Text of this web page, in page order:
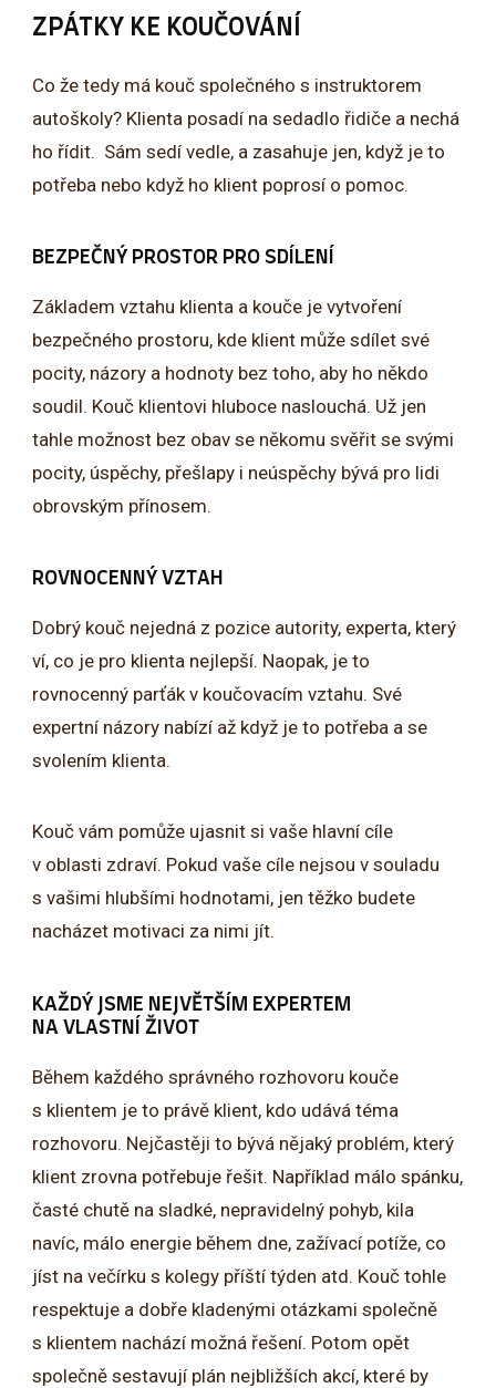
ZPÁTKY KE KOUČOVÁNÍ
Co že tedy má kouč společného s instruktorem
autoškoly? Klienta posadí na sedadlo řidiče a nechá
ho řídit. Sám sedí vedle, a zasahuje jen, když je to
potřeba nebo když ho klient poprosí o pomoc.
BEZPEČNÝ PROSTOR PRO SDÍLENÍ
Základem vztahu klienta a kouče je vytvoření
bezpečného prostoru, kde klient může sdílet své
pocity, názory a hodnoty bez toho, aby ho někdo
soudil. Kouč klientovi hluboce naslouchá. Už jen
tahle možnost bez obav se někomu svěřit se svými
pocity, úspěchy, přešlapy i neúspěchy bývá pro lidi
obrovským přínosem.
ROVNOCENNÝ VZTAH
Dobrý kouč nejedná z pozice autority, experta, který
ví, co je pro klienta nejlepší. Naopak, je to
rovnocenný parťák v koučovacím vztahu. Své
expertní názory nabízí až když je to potřeba a se
svolením klienta.
Kouč vám pomůže ujasnit si vaše hlavní cíle
v oblasti zdraví. Pokud vaše cíle nejsou v souladu
s vašimi hlubšími hodnotami, jen těžko budete
nacházet motivaci za nimi jít.
KAŽDÝ JSME NEJVĚTŠÍM EXPERTEM
NA VLASTNÍ ŽIVOT
Během každého správného rozhovoru kouče
s klientem je to právě klient, kdo udává téma
rozhovoru. Nejčastěji to bývá nějaký problém, který
klient zrovna potřebuje řešit. Například málo spánku,
časté chutě na sladké, nepravidelný pohyb, kila
navíc, málo energie během dne, zažívací potíže, co
jíst na večírku s kolegy příští týden atd. Kouč tohle
respektuje a dobře kladenými otázkami společně
s klientem nachází možná řešení. Potom opět
společně sestavují plán nejbližších akcí, které by